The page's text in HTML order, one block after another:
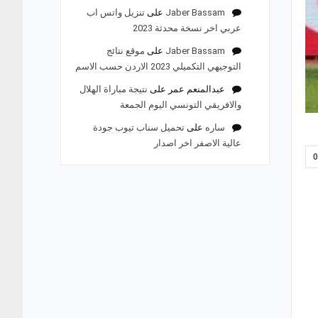
0
Jaber Bassam على تنزيل واتس اب
عربي اخر نسخة محدثة 2023
Jaber Bassam على موقع نتائج
التوجيهي التكميلي 2023 الاردن حسب الاسم
عبدالمنعم عمر على نتيجة مباراة الهلال
والافريقي التونسي اليوم الجمعة
ساره على تحميل سناب تيوب جودة
عالية الاصفر اخر اصدار